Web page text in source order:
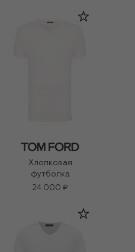
Хлопковая
футболка
24 000 ₽